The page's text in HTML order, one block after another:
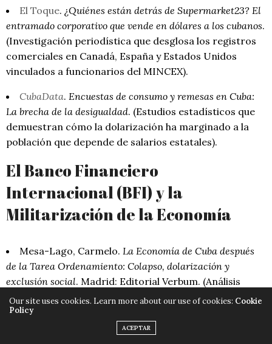
El Toque. ¿Quiénes están detrás de Supermarket23? El
entramado corporativo que vende en dólares a los cubanos.
(Investigación periodística que desglosa los registros
comerciales en Canadá, España y Estados Unidos
vinculados a funcionarios del MINCEX).
CubaData. Encuestas de consumo y remesas en Cuba:
La brecha de la desigualdad. (Estudios estadísticos que
demuestran cómo la dolarización ha marginado a la
población que depende de salarios estatales).
El Banco Financiero
Internacional (BFI) y la
Militarización de la Economía
Mesa-Lago, Carmelo. La Economía de Cuba después
de la Tarea Ordenamiento: Colapso, dolarización y
exclusión social. Madrid: Editorial Verbum. (Análisis
macroeconómico de uno de los economistas más
prestigiosos sobre Cuba, detallando la pérdida de
soberanía del Banco Central frente a las FAR).
Our site uses cookies. Learn more about our use of cookies: Cookie
Policy
ACEPTAR